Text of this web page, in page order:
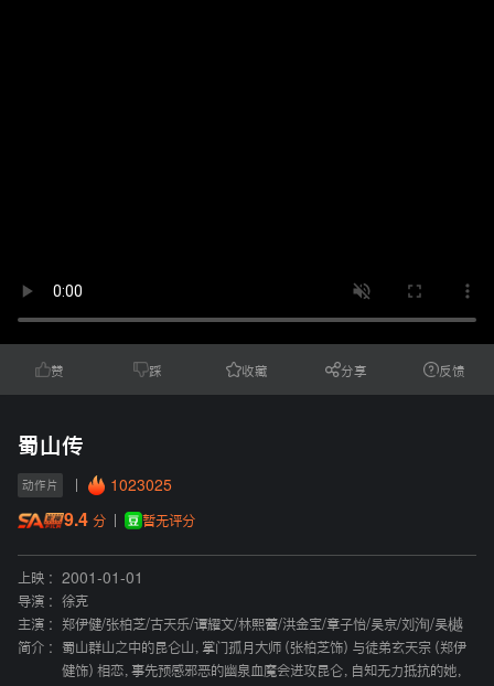
赞 踩 收藏 分享 反馈
蜀山传
动作片 1023025
9.4 分 暂无评分
上映 :
2001-01-01
导演 :
徐克
主演 :
郑伊健/张柏芝/古天乐/谭耀文/林熙蕾/洪金宝/章子怡/吴京/刘洵/吴樾
简介 :
蜀山群山之中的昆仑山，掌门孤月大师（张柏芝饰）与徒弟玄天宗（郑伊
健饰）相恋，事先预感邪恶的幽泉血魔会进攻昆仑，自知无力抵抗的她，